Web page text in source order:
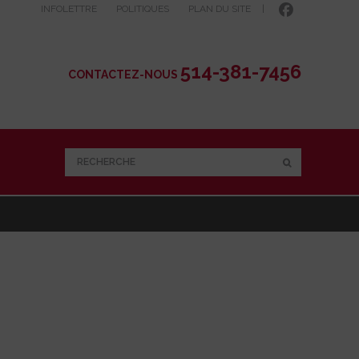
INFOLETTRE POLITIQUES PLAN DU SITE
CONTACTEZ-NOUS 514-381-7456
RECHERCHE